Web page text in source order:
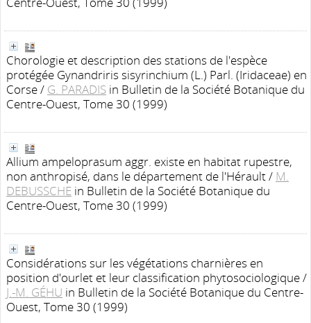
Chorologie et description des stations de l'espèce
protégée Gynandriris sisyrinchium (L.) Parl. (Iridaceae) en
Corse/ G. PARADIS in Bulletin de la Société Botanique du
Centre-Ouest, Tome 30 (1999)
Allium ampeloprasum aggr. existe en habitat rupestre,
non anthropisé, dans le département de l'Hérault/ M.
DEBUSSCHE in Bulletin de la Société Botanique du
Centre-Ouest, Tome 30 (1999)
Considérations sur les végétations charnières en
position d'ourlet et leur classification phytosociologique/
J.-M. GÉHU in Bulletin de la Société Botanique du Centre-
Ouest, Tome 30 (1999)